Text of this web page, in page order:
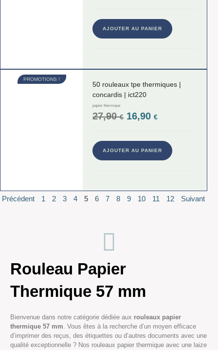
AJOUTER AU PANIER
PROMOTIONS !
50 rouleaux tpe thermiques |
concardis | ict220
papier thermique
27,90€ 16,90€
AJOUTER AU PANIER
Précédent 1 2 3 4 5 6 7 8 9 10 11 12 Suivant
Rouleau Papier
Thermique 57 mm
Bienvenue dans notre catégorie dédiée aux rouleaux papier
thermique 57 mm. Vous êtes à la recherche d’un moyen efficace
d’imprimer des reçus, des étiquettes ou d’autres documents avec une
qualité exceptionnelle ? Nos rouleaux papier thermique avec une laize